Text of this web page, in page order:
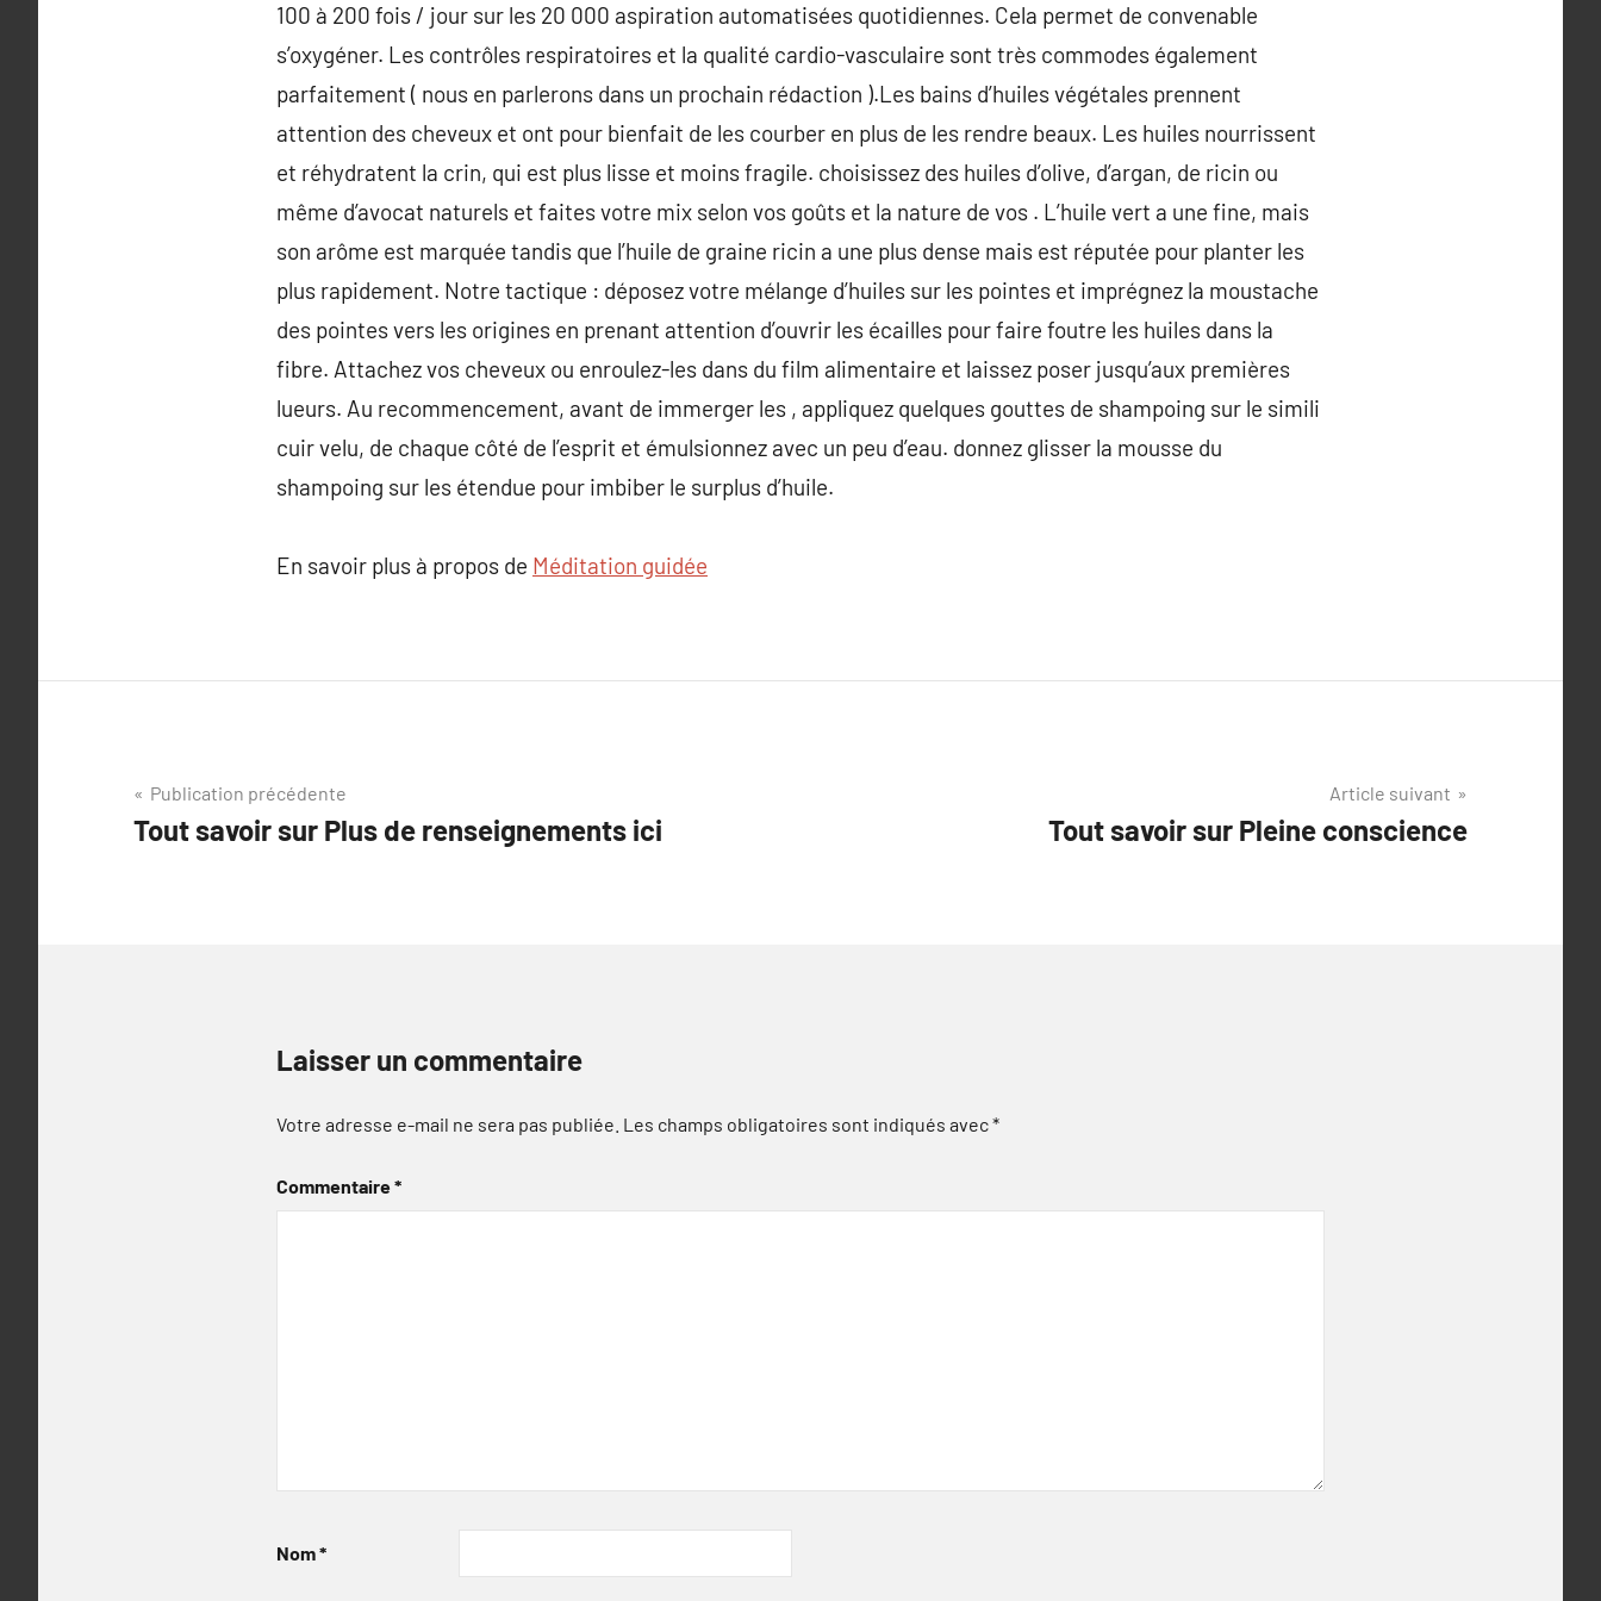
100 à 200 fois / jour sur les 20 000 aspiration automatisées quotidiennes. Cela permet de convenable
s’oxygéner. Les contrôles respiratoires et la qualité cardio-vasculaire sont très commodes également
parfaitement ( nous en parlerons dans un prochain rédaction ).Les bains d’huiles végétales prennent
attention des cheveux et ont pour bienfait de les courber en plus de les rendre beaux. Les huiles nourrissent
et réhydratent la crin, qui est plus lisse et moins fragile. choisissez des huiles d’olive, d’argan, de ricin ou
même d’avocat naturels et faites votre mix selon vos goûts et la nature de vos . L’huile vert a une fine, mais
son arôme est marquée tandis que l’huile de graine ricin a une plus dense mais est réputée pour planter les
plus rapidement. Notre tactique : déposez votre mélange d’huiles sur les pointes et imprégnez la moustache
des pointes vers les origines en prenant attention d’ouvrir les écailles pour faire foutre les huiles dans la
fibre. Attachez vos cheveux ou enroulez-les dans du film alimentaire et laissez poser jusqu’aux premières
lueurs. Au recommencement, avant de immerger les , appliquez quelques gouttes de shampoing sur le simili
cuir velu, de chaque côté de l’esprit et émulsionnez avec un peu d’eau. donnez glisser la mousse du
shampoing sur les étendue pour imbiber le surplus d’huile.
En savoir plus à propos de Méditation guidée
Navigation
de
Publication précédente
Tout savoir sur Plus de renseignements ici
Article suivant
Tout savoir sur Pleine conscience
Laisser un commentaire
Votre adresse e-mail ne sera pas publiée. Les champs obligatoires sont indiqués avec*
Commentaire*
Nom*